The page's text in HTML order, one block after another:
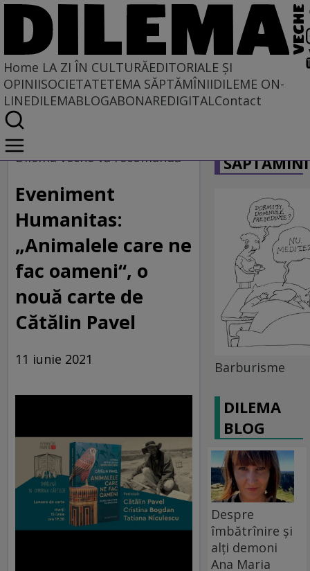
Home LA ZI ÎN CULTURĂEDITORIALE ȘI
OPINIISOCIETATETEMA SĂPTĂMÎNIIDILEME ON-
LINEDILEMABLOGABONAREDIGITALContact
Home
La zi în cultură
Dilema veche vă recomandă
Eveniment
Humanitas:
„Animalele care ne
fac oameni“, o
nouă carte de
Cătălin Pavel
11 iunie 2021
Barburisme
DILEMA
BLOG
Despre
îmbătrînire și
alți demoni
Ana Maria